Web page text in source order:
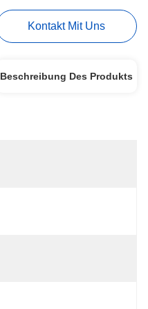
Kontakt Mit Uns
Beschreibung Des Produkts